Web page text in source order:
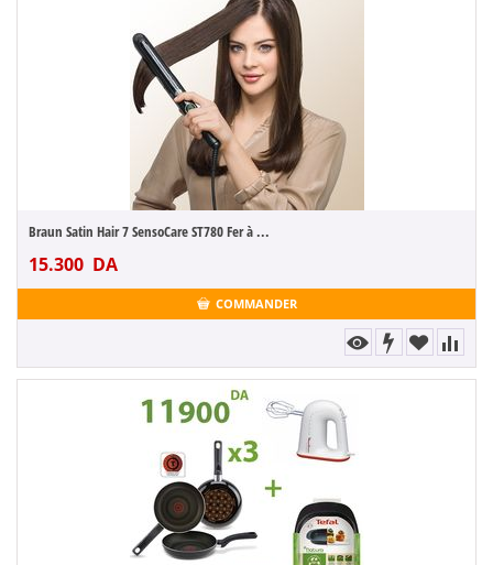
Braun Satin Hair 7 SensoCare ST780 Fer à ...
15.300 DA
COMMANDER